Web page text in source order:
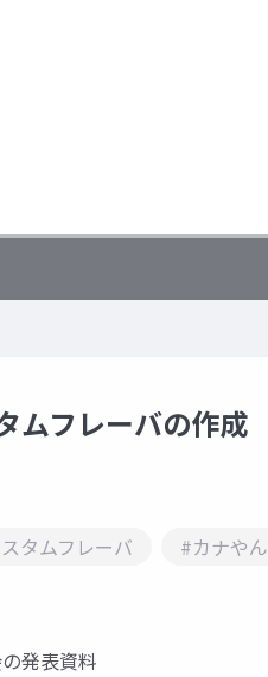
ムフレーバの作成
タムフレーバ #カナやん
発表資料